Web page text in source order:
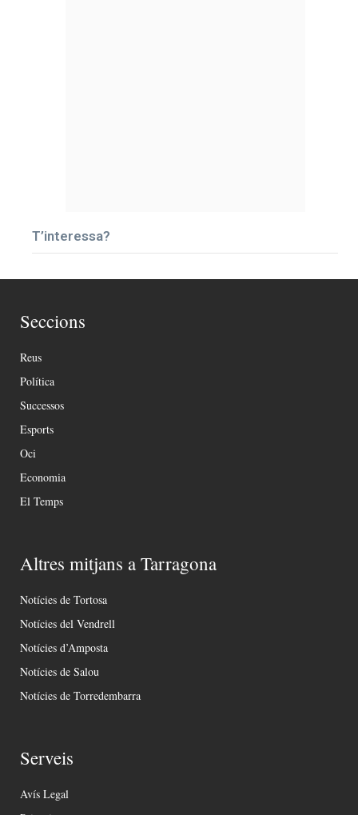
T’interessa?
Seccions
Reus
Política
Successos
Esports
Oci
Economia
El Temps
Altres mitjans a Tarragona
Notícies de Tortosa
Notícies del Vendrell
Notícies d’Amposta
Notícies de Salou
Notícies de Torredembarra
Serveis
Avís Legal